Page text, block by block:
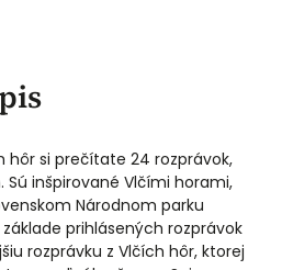
hôr si prečítate 24 rozprávok,
inšpirované Vlčími horami,
Národnom parku
prihlásených rozprávok
rozprávku z Vlčích hôr, ktorej